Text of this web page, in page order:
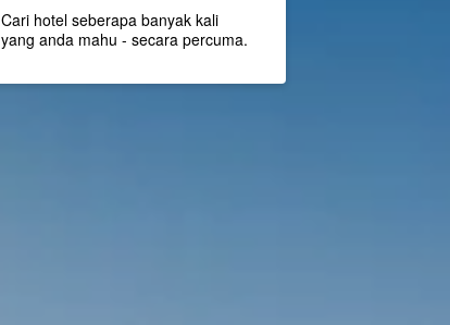
Cari hotel seberapa banyak kali
yang anda mahu - secara percuma.